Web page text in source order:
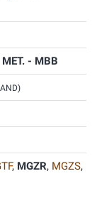
MET. - MBB
, MGZR, MGZS,